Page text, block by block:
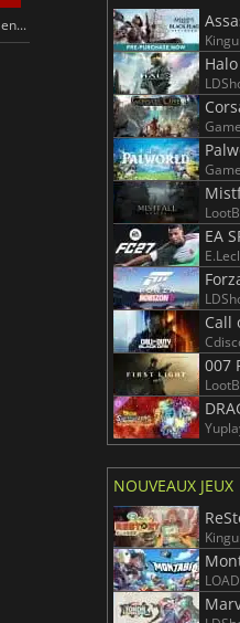
Cartes prépayées Steam en
EA
Call
007
NOUVEAUX JEUX